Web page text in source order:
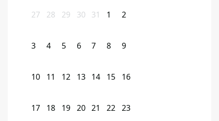
27 28 29 30 31 1 2
3 4 5 6 7 8 9
10 11 12 13 14 15 16
17 18 19 20 21 22 23